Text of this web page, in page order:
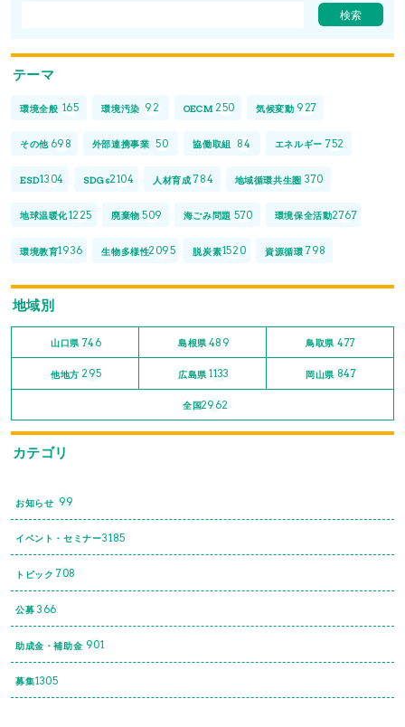
テーマ
環境全般 165 環境汚染 92 OECM 250 気候変動 927
その他 698 外部連携事業 50 協働取組 84 エネルギー 752
ESD1304 SDGs2104 人材育成 784 地域循環共生圏 370
地球温暖化1225 廃棄物 509 海ごみ問題 570 環境保全活動2767
環境教育1936 生物多様性2095 脱炭素1520 資源循環 798
地域別
山口県 746 島根県 489 鳥取県 477
他地方 295 広島県 1133 岡山県 847
全国2962
カテゴリ
お知らせ 99
イベント・セミナー3185
トピック 708
公募 366
助成金・補助金 901
募集1305